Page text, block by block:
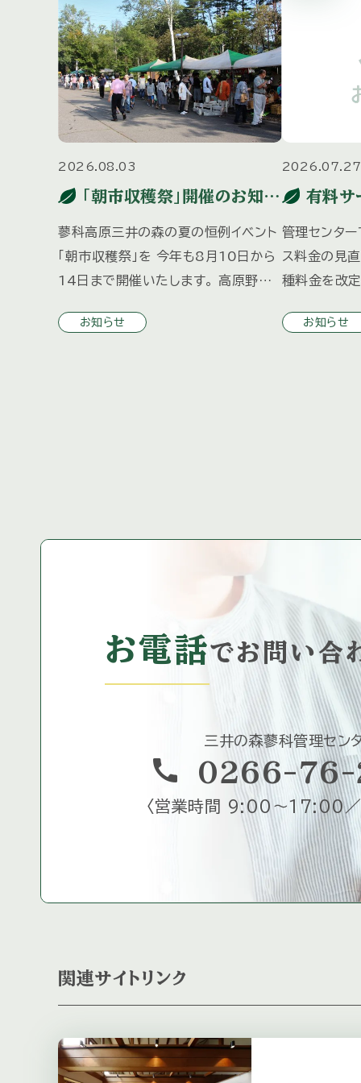
2026.08.03
「朝市収穫祭」開催のお知ら
蓼科高原三井の森の夏の恒例イベント
「朝市収穫祭」を 今年も8月10日から
14日まで開催いたします。 高原野菜
店予定となっており、 お子様向けにス
お知らせ
2026.07.27
有料サ
管理センタ
ス料金の見
種料金を改
につきまし
お知らせ
お電話でお問い合
三井の森蓼科管理セン
call 0266-76-
〈営業時間 9:00～17:00／
関連サイトリンク